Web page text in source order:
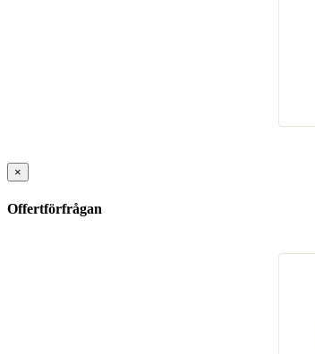
×
Offertförfrågan